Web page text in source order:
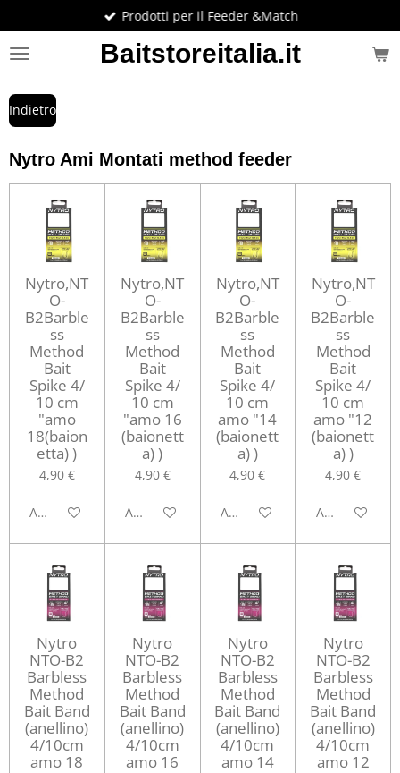
al
contenuto
Baitstoreitalia.it
Prodotti per il Feeder &Match
Indietro
Nytro Ami Montati method feeder
Nytro,NT
O-
B2Barble
ss
Method
Bait
Spike 4/
10 cm
"amo
18(baion
etta) )
4,90 €
Aggiungi al carrello
Nytro,NT
O-
B2Barble
ss
Method
Bait
Spike 4/
10 cm
"amo 16
(baionett
a) )
4,90 €
Aggiungi al carrello
Nytro,NT
O-
B2Barble
ss
Method
Bait
Spike 4/
10 cm
amo "14
(baionett
a) )
4,90 €
Aggiungi al carrello
Nytro,NT
O-
B2Barble
ss
Method
Bait
Spike 4/
10 cm
amo "12
(baionett
a) )
4,90 €
Aggiungi al
Nytro
NTO-B2
Barbless
Method
Bait Band
(anellino)
4/10cm
amo 18
Nytro
NTO-B2
Barbless
Method
Bait Band
(anellino)
4/10cm
amo 16
Nytro
NTO-B2
Barbless
Method
Bait Band
(anellino)
4/10cm
amo 14
Nytro
NTO-B2
Barbless
Method
Bait Band
(anellino)
4/10cm
amo 12